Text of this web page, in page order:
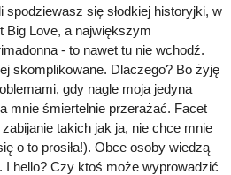
się słodkiej historyjki, w
Big Love, a największym
- to nawet tu nie wchodź.
skomplikowane. Dlaczego? Bo żyję
gdy nagle moja jedyna
mnie śmiertelnie przerażać. Facet
takich jak ja, nie chce mnie
o to prosiła!). Obce osoby wiedzą
I hello? Czy ktoś może wyprowadzić